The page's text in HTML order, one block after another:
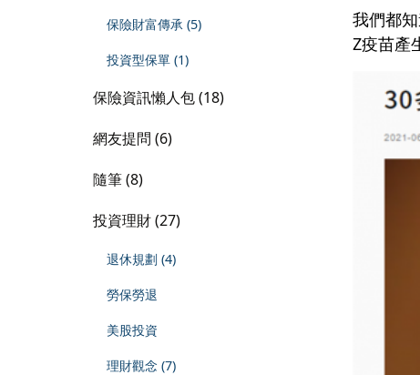
保險財富傳承 (5)
投資型保單 (1)
保險資訊懶人包 (18)
網友提問 (6)
隨筆 (8)
投資理財 (27)
退休規劃 (4)
勞保勞退
美股投資
理財觀念 (7)
我們都
Z疫苗產